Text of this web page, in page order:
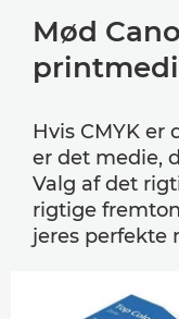
Mød
Hvis CMYK er
er det medie,
Valg af det
rigtige
jeres perfekte